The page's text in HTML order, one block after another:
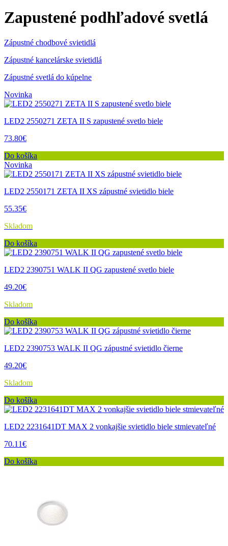
Zapustené podhľadové svetlá
Zápustné chodbové svietidlá
Zápustné kancelárske svietidlá
Zápustné svetlá do kúpelne
Novinka
LED2 2550271 ZETA II S zapustené svetlo biele
73.80€
Do košíka
Novinka
LED2 2550171 ZETA II XS zápustné svietidlo biele
55.35€
Skladom
Do košíka
LED2 2390751 WALK II QG zapustené svetlo biele
49.20€
Skladom
Do košíka
LED2 2390753 WALK II QG zápustné svietidlo čierne
49.20€
Skladom
Do košíka
LED2 2231641DT MAX 2 vonkajšie svietidlo biele stmievateľné
70.11€
Do košíka